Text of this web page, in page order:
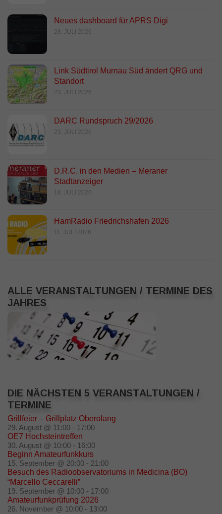
Neues dashboard für APRS Digi
28. JULI 2026
Link Südtirol Murnau Süd ändert QRG und
Standort
23. JULI 2026
DARC Rundspruch 29/2026
23. JULI 2026
D.R.C. in den Medien – Meraner
Stadtanzeiger
18. JULI 2026
HamRadio Friedrichshafen 2026
11. JULI 2026
ALLE VERANSTALTUNGEN / TERMINE DES
JAHRES
DIE NÄCHSTEN 5 VERANSTALTUNGEN /
TERMINE
Grillfeier – Grillplatz Oberolang
29. August @ 11:00 - 17:00
OE7 Hochsteintreffen
30. August @ 10:00 - 16:00
Beginn Amateurfunkkurs
15. September @ 20:00 - 21:00
Besuch des Radioobservatoriums in Medicina (BO)
“Marcello Ceccarelli”
19. September @ 10:00 - 17:00
Amateurfunkprüfung 2026
26. November @ 10:00 - 13:00